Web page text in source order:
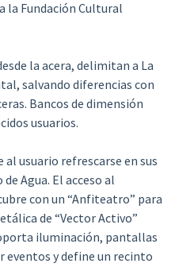
la Fundación Cultural
la acera, delimitan a La
salvando diferencias con
Bancos de dimensión
usuarios.
usuario refrescarse en sus
Agua. El acceso al
con un “Anfiteatro” para
de “Vector Activo”
iluminación, pantallas
eventos y define un recinto